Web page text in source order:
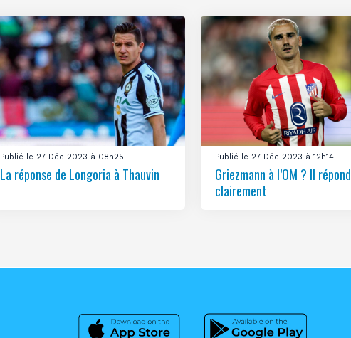
Publié le 27 Déc 2023 à 08h25
La réponse de Longoria à Thauvin
Publié le 27 Déc 2023 à 12h14
Griezmann à l’OM ? Il répond
clairement